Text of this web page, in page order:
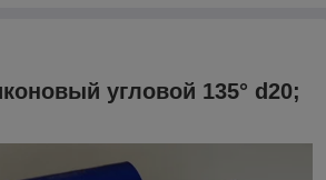
угловой 135° d20;